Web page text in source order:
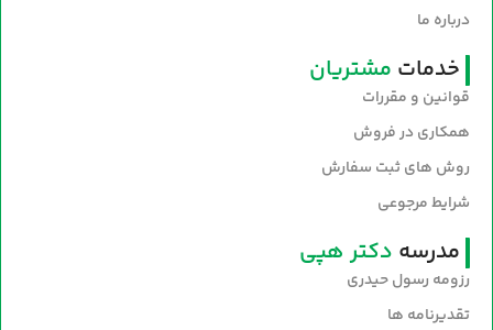
درباره ما
خدمات مشتریان
قوانین و مقررات
همکاری در فروش
روش های ثبت سفارش
شرایط مرجوعی
مدرسه دکتر هپی
رزومه رسول حیدری
تقدیرنامه ها